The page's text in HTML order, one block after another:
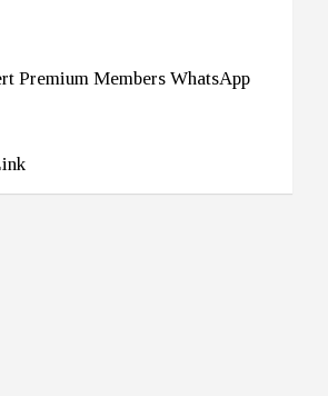
Premium Members WhatsApp